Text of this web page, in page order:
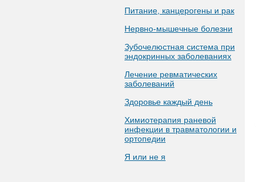
Питание, канцерогены и рак
Нервно-мышечные болезни
Зубочелюстная система при
эндокринных заболеваниях
Лечение ревматических
заболеваний
Здоровье каждый день
Химиотерапия раневой
инфекции в травматологии и
ортопедии
Я или не я